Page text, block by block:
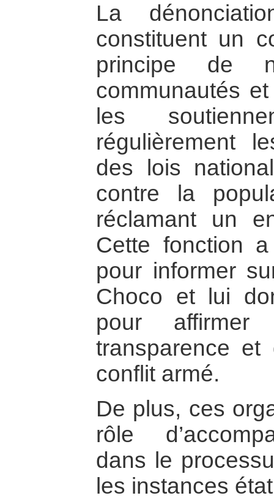
La
constituent un
principe de
communautés
les
régulièrement
des lois
contre la
réclamant un
Cette fonction
pour informer
Choco et lui
pour
transparence et
conflit armé.
De plus, ces
rôle
dans le
les instances